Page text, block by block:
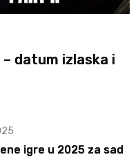
datum izlaska i
igre u 2025 za sad